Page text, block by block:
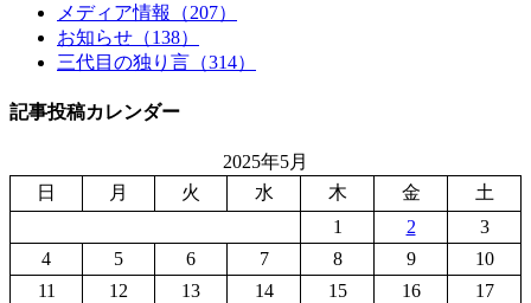
メディア情報（207）
お知らせ（138）
三代目の独り言（314）
記事投稿カレンダー
2025年5月
日
月 火 水 木 金
土
1
2
3
4
5 6 7 8 9
10
11
12 13 14 15 16
17